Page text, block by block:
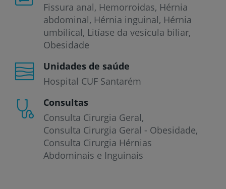
Fissura anal Hemorroidas Hérnia
abdominal Hérnia inguinal Hérnia
umbilical Litíase da vesícula biliar
Obesidade
Unidades de saúde
Hospital CUF Santarém
Consultas
Consulta Cirurgia Geral
Consulta Cirurgia Geral - Obesidade
Consulta Cirurgia Hérnias
Abdominais e Inguinais